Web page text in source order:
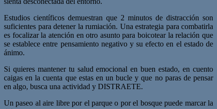
Estudios científicos demuestran que 2 minutos de distracción son
suficientes para detener la rumiación. Una estrategia para combatirla
es focalizar la atención en otro asunto para boicotear la relación que
se establece entre pensamiento negativo y su efecto en el estado de
ánimo.
Si quieres mantener tu salud emocional en buen estado, en cuento
caigas en la cuenta que estas en un bucle y que no paras de pensar
en algo, busca una actividad y DISTRAETE.
Un paseo al aire libre por el parque o por el bosque puede marcar la